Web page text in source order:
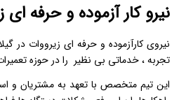
نیرو کار آزموده و حرفه ای
نیروی کارآزموده و حرفه ‌ای زیرووات در
تجربه ، خدماتی بی ‌نظیر را در حوزه
این تیم متخصص با تعهد به مشتریان و